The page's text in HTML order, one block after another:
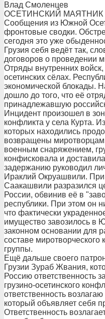
Влад Смоленцев
ОСЕТИНСКИЙ МАЯТНИК
Сообщения из Южной
фронтовые сводки.
сегодня это уже
Грузия себя ведёт так,
договоров о проведении
Отряды внутренних
осетинских сёлах.
экономической блокады.
дошло до того, что её
принадлежавшую
Инцидент произошел в
конфликта у села Курта.
которых находились
возвращены
военным снаряжением,
конфисковала и
задержанию руководил
Ираклий Окруашвили. При
Саакашвили разразился
России, обвинив её в
республики. При этом он
что фактически
имущество завозилось в
законном основании для
составе миротворческого
группы.
Ещё дальше своего
Грузии Зураб Жвания,
Россию ответственность
грузино-осетинского
ответственность
который объявляет себя
Ответственность